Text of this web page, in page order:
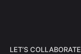
LET’S COLLABORATE